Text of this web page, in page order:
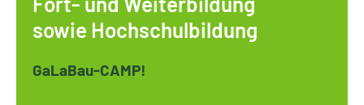
sowie Hochschulbildung
GaLaBau-CAMP!